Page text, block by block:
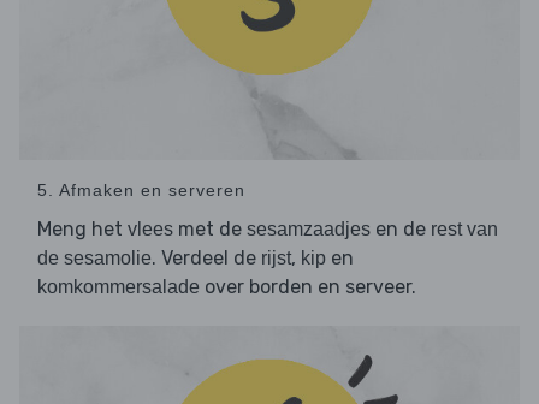
5. Afmaken en serveren
Meng het vlees met de sesamzaadjes en de rest van
de sesamolie. Verdeel de rijst, kip en
komkommersalade over borden en serveer.